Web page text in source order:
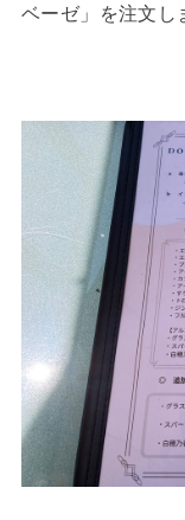
ベーゼ」を注文し